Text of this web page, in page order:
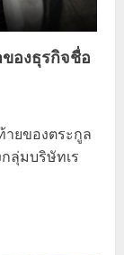
องธุรกิจชื่อ
ยของตระกูล
ลุ่มบริษัทเร